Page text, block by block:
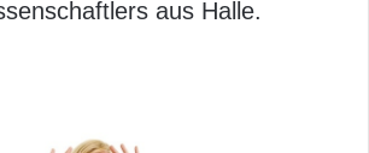
aus Halle.